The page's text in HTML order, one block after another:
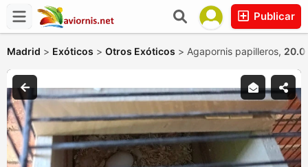
Publicar
Madrid > Exóticos > Otros Exóticos > Agapornis papilleros,